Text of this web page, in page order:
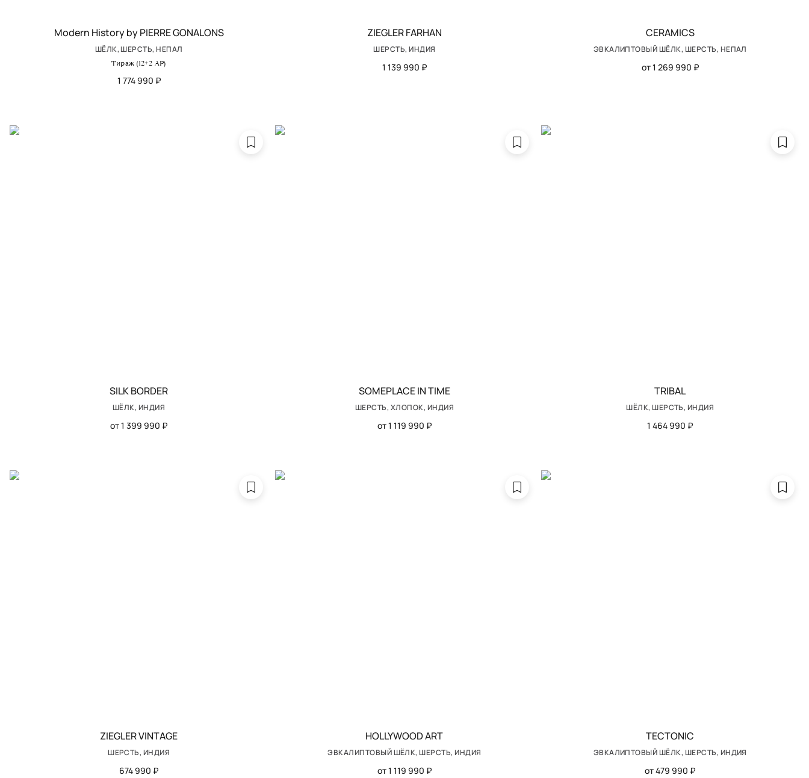
Modern History by PIERRE GONALONS
ШЁЛК, ШЕРСТЬ, НЕПАЛ
Тираж (12+2 AP)
1 774 990 ₽
ZIEGLER FARHAN
ШЕРСТЬ, ИНДИЯ
1 139 990 ₽
CERAMICS
ЭВКАЛИПТОВЫЙ ШЁЛК, ШЕРСТЬ, НЕПАЛ
от 1 269 990 ₽
SILK BORDER
ШЁЛК, ИНДИЯ
от 1 399 990 ₽
SOMEPLACE IN TIME
ШЕРСТЬ, ХЛОПОК, ИНДИЯ
от 1 119 990 ₽
TRIBAL
ШЁЛК, ШЕРСТЬ, ИНДИЯ
1 464 990 ₽
ZIEGLER VINTAGE
ШЕРСТЬ, ИНДИЯ
674 990 ₽
HOLLYWOOD ART
ЭВКАЛИПТОВЫЙ ШЁЛК, ШЕРСТЬ, ИНДИЯ
от 1 119 990 ₽
TECTONIC
ЭВКАЛИПТОВЫЙ ШЁЛК, ШЕРСТЬ, ИНДИЯ
от 479 990 ₽